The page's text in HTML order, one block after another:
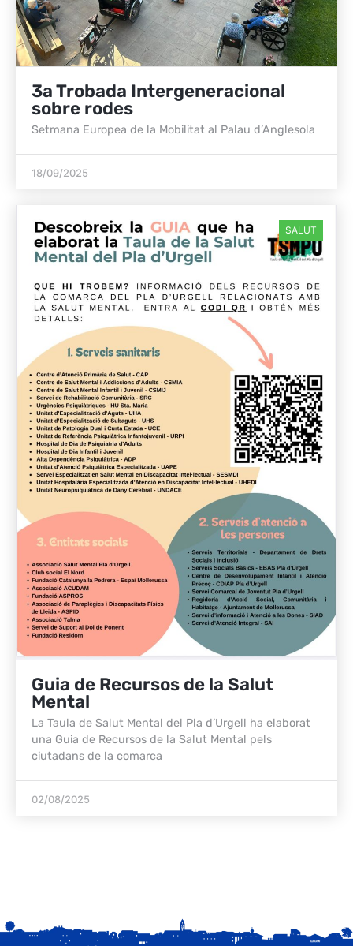
3a Trobada Intergeneracional
sobre rodes
Setmana Europea de la Mobilitat al Palau d’Anglesola
18/09/2025
SALUT
Guia de Recursos de la Salut
Mental
La Taula de Salut Mental del Pla d’Urgell ha elaborat
una Guia de Recursos de la Salut Mental pels
ciutadans de la comarca
02/08/2025